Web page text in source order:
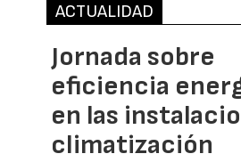
ACTUALIDAD
Jornada sobre
eficiencia
en las
climatización